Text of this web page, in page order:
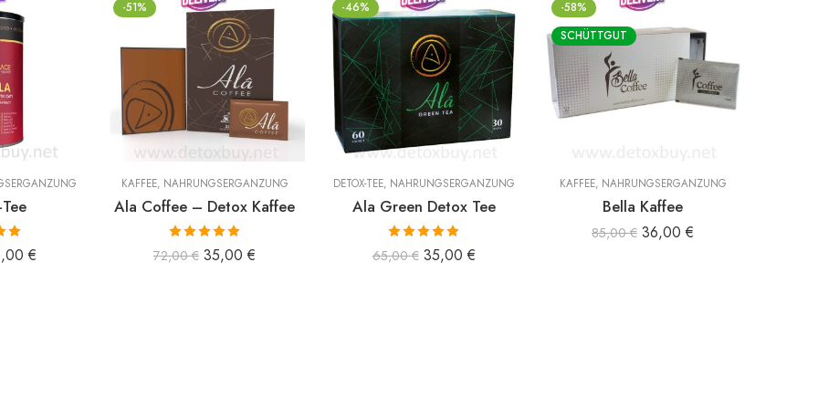
mit
5 €
-51%
KAFFEE, NAHRUNGSERGÄNZUNG
Ala Coffee – Detox Kaffee
Bewertet mit
5.00 von 5
72,00€ 35,00 €
-46%
DETOX-TEE, NAHRUNGSERGÄNZUNG
Ala Green Detox Tee
Bewertet mit
5.00 von 5
65,00€ 35,00 €
-58%
SCHÜTTGUT
KAFFEE, NAHRUNGSERGÄNZUNG
Bella Kaffee
85,00€ 36,00 €